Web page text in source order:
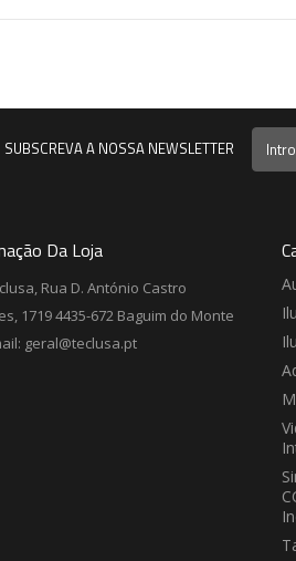
SUBSCREVA A NOSSA NEWSLETTER
Da Loja
Rua D. António Castro
1719 4435-672 Baguim do Monte
geral@teclusa.pt